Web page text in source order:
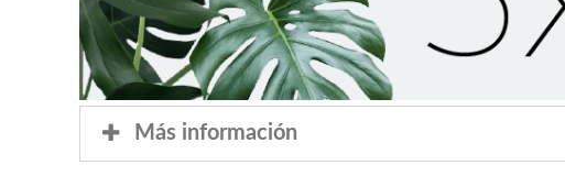
Más información